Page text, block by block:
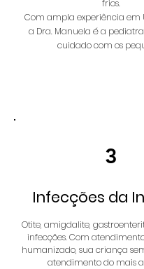
frios.
Com ampla experiência em
a Dra. Manuela é a
cuidado com os
3
Infecções da
Otite, amigdalite,
infecções. Com
humanizado, sua criança
atendimento do mais